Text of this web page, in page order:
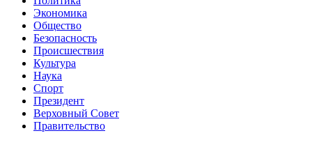
Экономика
Общество
Безопасность
Происшествия
Культура
Наука
Спорт
Президент
Верховный Совет
Правительство